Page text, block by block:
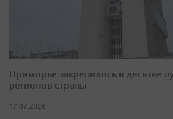
Приморье закрепилось в десятке
регионов страны
17.07.2026